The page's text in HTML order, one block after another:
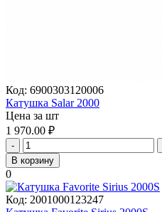
Код: 6900303120006
Катушка Salar 2000
Цена за шт
1 970.00 ₽
-
В корзину
0
Код: 2001000123247